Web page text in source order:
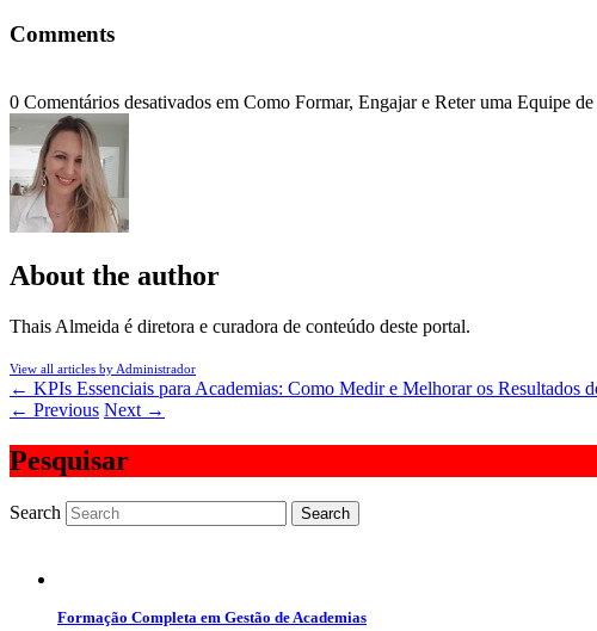
Comments
0 Comentários desativados em Como Formar, Engajar e Reter uma Equipe
About the author
Thais Almeida é diretora e curadora de conteúdo deste portal.
View all articles by Administrador
← KPIs Essenciais para Academias: Como Medir e Melhorar os Resultados
← Previous Next →
Pesquisar
Search
Formação Completa em Gestão de Academias